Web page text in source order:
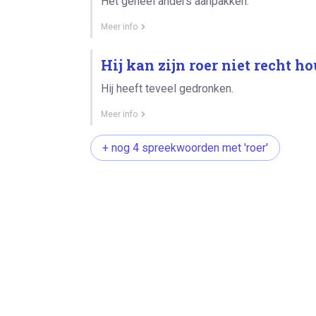
Meer info
Hij kan zijn roer niet recht
Hij heeft teveel gedronken.
Meer info
+ nog 4 spreekwoorden met 'roer'